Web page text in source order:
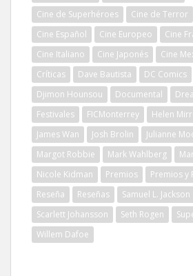
Cine de Superhéroes
Cine de Terror
Cine Español
Cine Europeo
Cine
Cine Italiano
Cine Japonés Cine
Críticas
Dave Bautista DC Comics
Djimon Hounsou
Documental
Festivales
FICMonterrey Helen
James Wan
Josh Brolin Julianne
Margot Robbie
Mark Wahlberg
Nicole Kidman
Premios Premios y
Reseña
Reseñas
Samuel L. Jackson
Scarlett Johansson
Seth Rogen
Willem Dafoe